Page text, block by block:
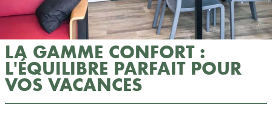
LA GAMME CONFORT :
L'ÉQUILIBRE PARFAIT POUR
VOS VACANCES